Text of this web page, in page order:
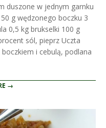
duszone w jednym garnku
g wędzonego boczku 3
0,5 kg brukselki 100 g
sól, pieprz Uczta
i cebulą, podlana
→